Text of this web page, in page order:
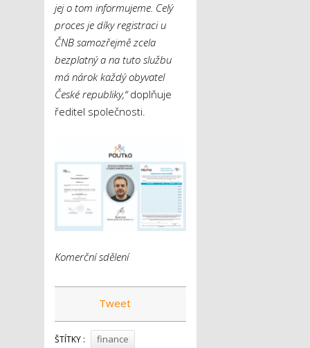
jej o tom informujeme. Celý
proces je díky registraci u
ČNB samozřejmě zcela
bezplatný a na tuto službu
má nárok každý obyvatel
České republiky,“doplňuje
ředitel společnosti.
Komerční sdělení
Tweet
ŠTÍTKY :
finance